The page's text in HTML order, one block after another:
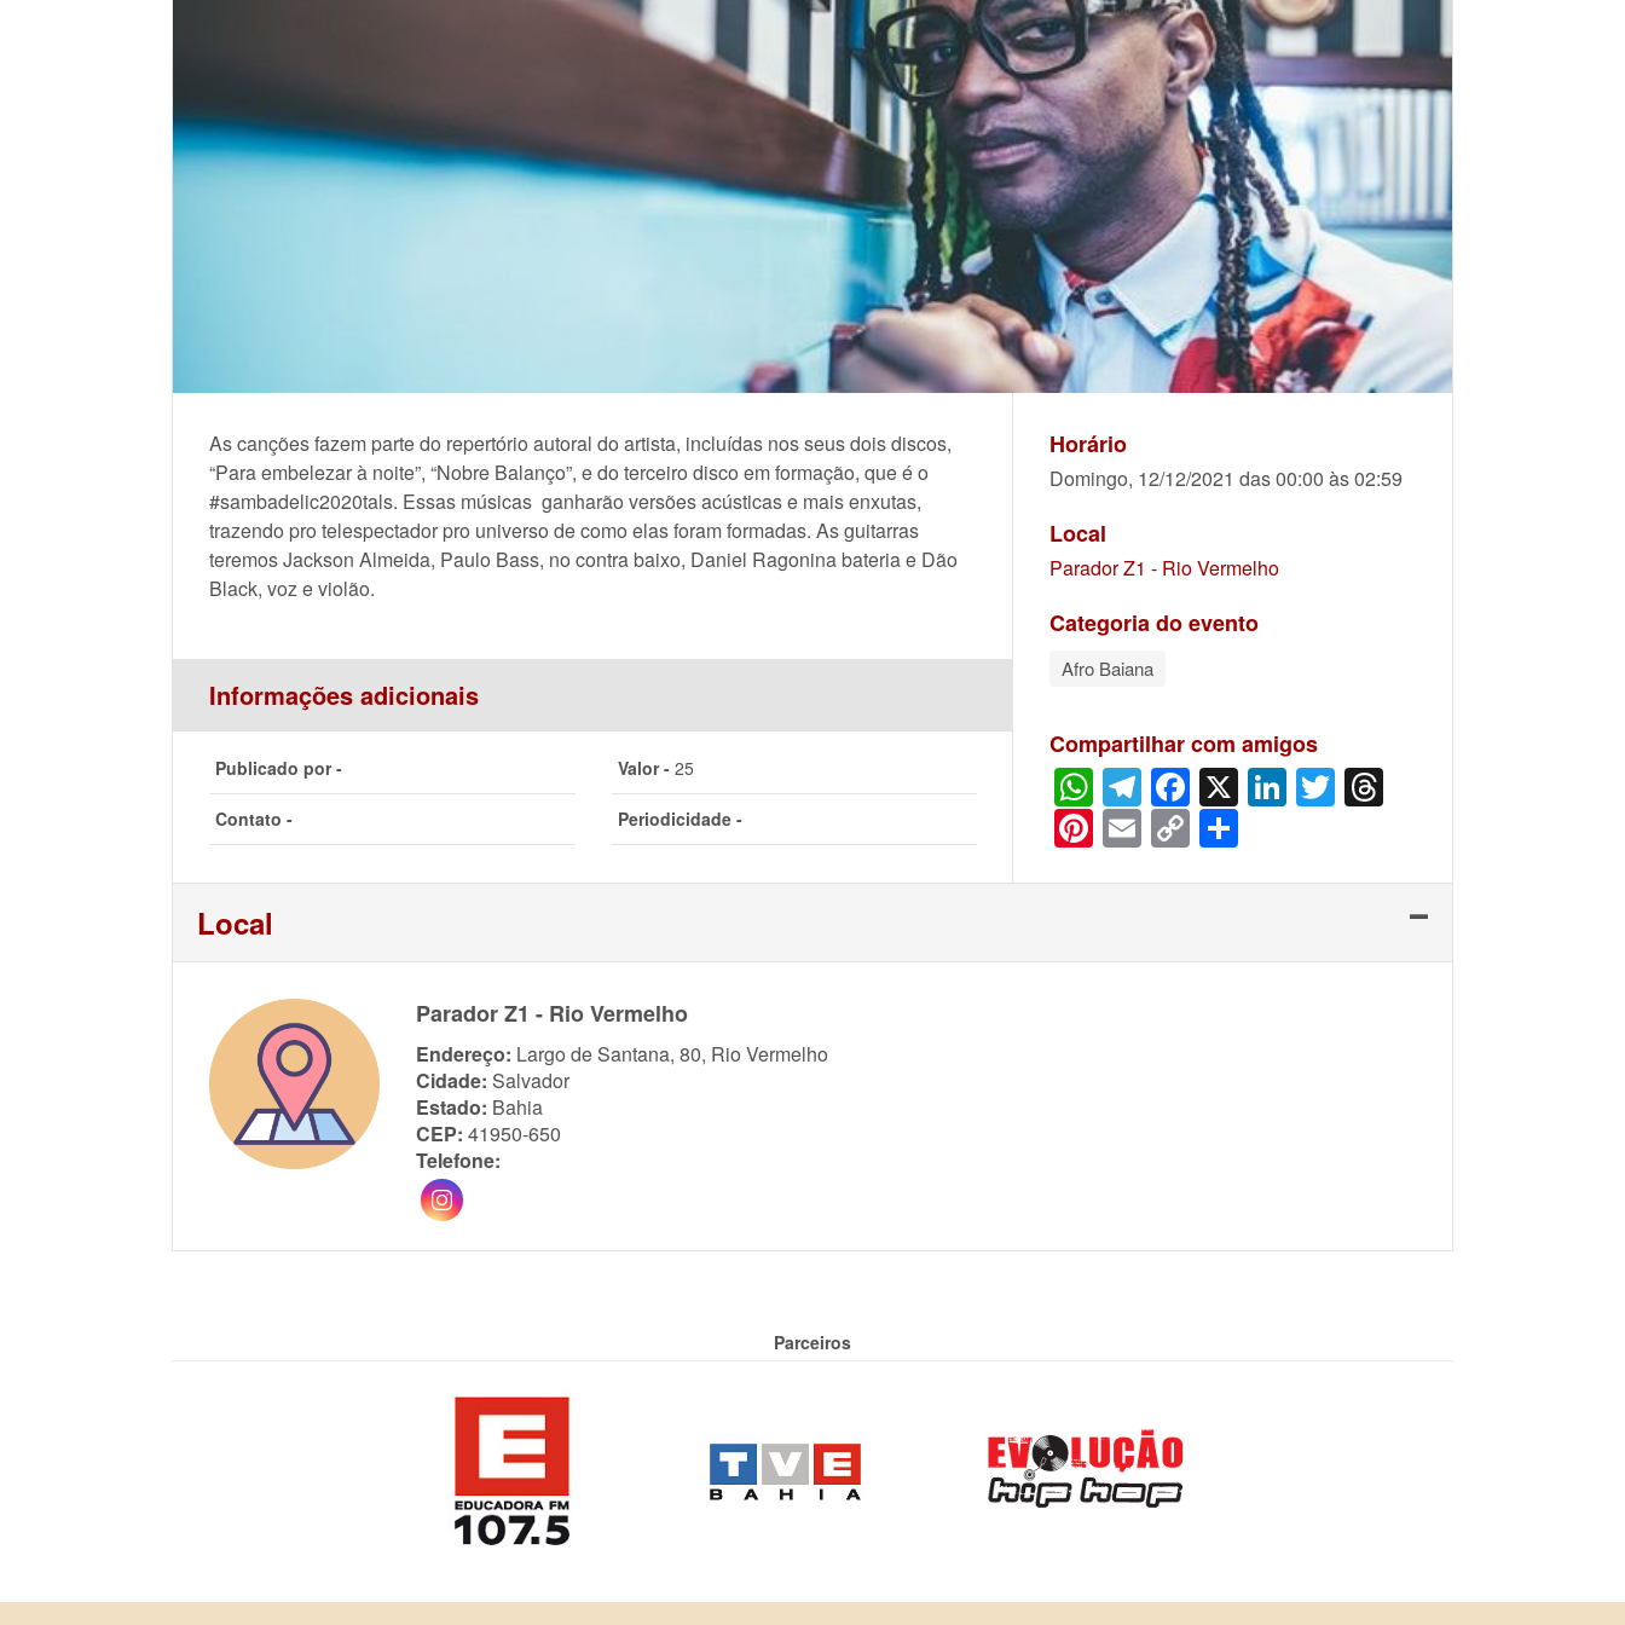
As canções fazem parte do repertório autoral do artista, incluídas nos seus dois discos,
“Para embelezar à noite”, “Nobre Balanço”, e do terceiro disco em formação, que é o
#sambadelic2020tals. Essas músicas ganharão versões acústicas e mais enxutas,
trazendo pro telespectador pro universo de como elas foram formadas. As guitarras
teremos Jackson Almeida, Paulo Bass, no contra baixo, Daniel Ragonina bateria e Dão
Black, voz e violão.
Informações adicionais
Publicado por - Valor -25
Contato - Periodicidade -
Horário
Domingo, 12/12/2021 das 00:00 às 02:59
Local
Parador Z1 - Rio Vermelho
Categoria do evento
Afro Baiana
Compartilhar com amigos
WhatsApp
Telegram
Facebook
X LinkedIn
Twitter
Pinterest
Email
Copy
Link
Local
Parador Z1 - Rio Vermelho
Endereço: Largo de Santana, 80, Rio Vermelho
Cidade: Salvador
Estado: Bahia
CEP: 41950-650
Telefone:
Parceiros